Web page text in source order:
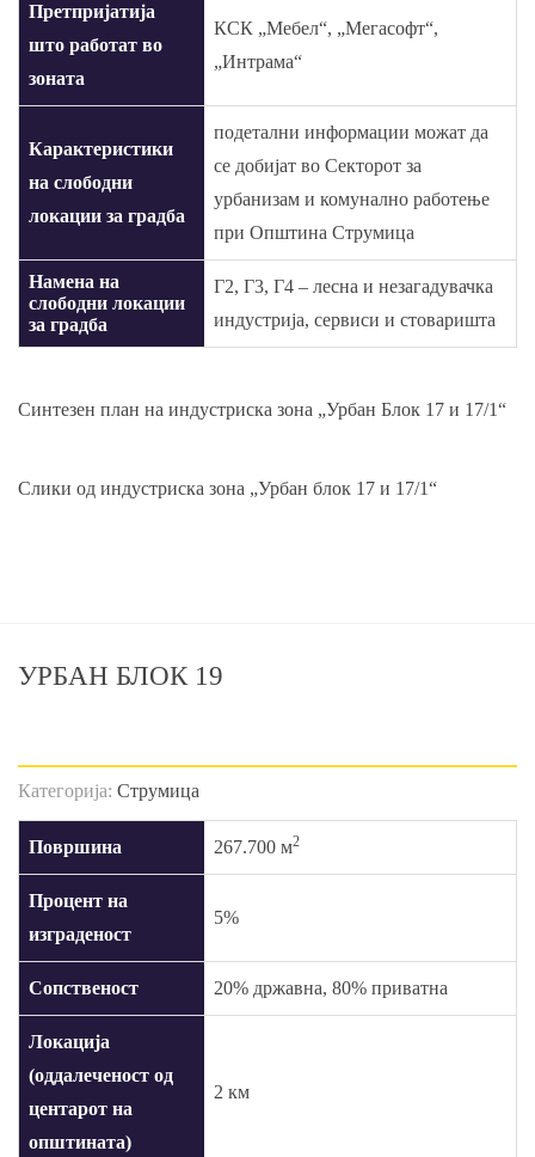
Претпријатија
што работат во
зоната
КСК „Мебел“, „Мегасофт“,
„Интрама“
Карактеристики
на слободни
локации за градба
подетални информации можат да
се добијат во Секторот за
урбанизам и комунално работење
при Општина Струмица
Намена на
слободни локации
за градба
Г2, Г3, Г4 – лесна и незагадувачка
индустрија, сервиси и стоваришта
Синтезен план на индустриска зона „Урбан Блок 17 и 17/1“
Слики од индустриска зона „Урбан блок 17 и 17/1“
УРБАН БЛОК 19
Категорија: Струмица
Површина 267.700 м2
Процент на
изграденост
5%
Сопственост 20% државна, 80% приватна
Локација
(оддалеченост од
центарот на
општината)
2 км